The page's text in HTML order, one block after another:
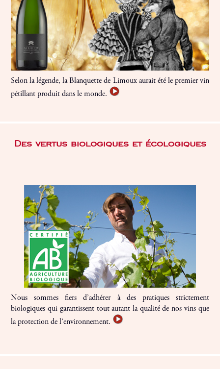
Selon la légende, la Blanquette de Limoux aurait été le premier vin
pétillant produit dans le monde.
Des vertus biologiques et écologiques
Nous sommes fiers d’adhérer à des pratiques strictement
biologiques qui garantissent tout autant la qualité de nos vins que
la protection de l’environnement.